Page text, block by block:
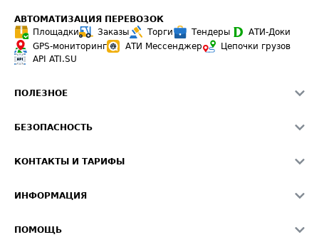
АВТОМАТИЗАЦИЯ ПЕРЕВОЗОК
Площадки
Заказы Торги Тендеры
АТИ-Доки
GPS-мониторинг
АТИ Мессенджер
Цепочки грузов
API ATI.SU
ПОЛЕЗНОЕ
Звезды ATI.SU на вашем сайте
Средние ставки
БЕЗОПАСНОСТЬ
Светофор+
О формировании Паспорта
КОНТАКТЫ И ТАРИФЫ
Реклама на сайте
ИНФОРМАЦИЯ
ПОМОЩЬ